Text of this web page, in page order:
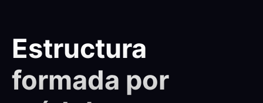
Estructura
formada por